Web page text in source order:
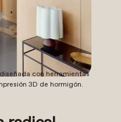
con herramientas
3D de hormigón.